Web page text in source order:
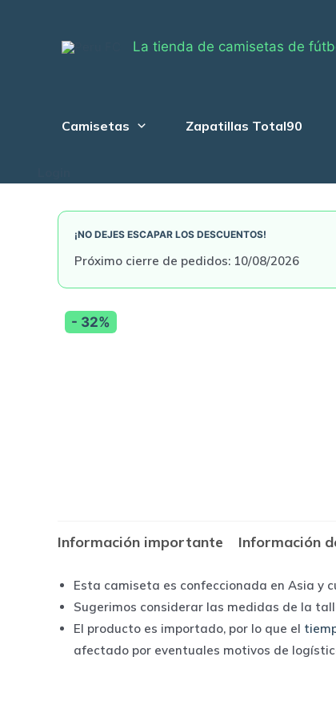
La tienda de camisetas de
Camisetas Zapatillas Total90
¡NO DEJES ESCAPAR LOS DESCUENTOS!
Próximo cierre de pedidos: 10/08/2026
- 32%
Información importante Información
Esta camiseta es confeccionada en Asia y
Sugerimos considerar las medidas de la
El producto es importado, por lo que el
afectado por eventuales motivos de